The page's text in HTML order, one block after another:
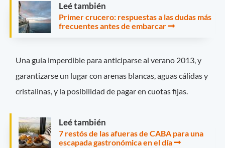
Leé también
Primer crucero: respuestas a las dudas más
frecuentes antes de embarcar
Una guía imperdible para anticiparse al verano 2013, y
garantizarse un lugar con arenas blancas, aguas cálidas y
cristalinas, y la posibilidad de pagar en cuotas fijas.
Leé también
7 restós de las afueras de CABA para una
escapada gastronómica en el día